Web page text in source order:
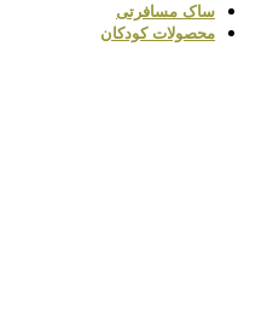
ساک مسافرتی
محصولات کودکان